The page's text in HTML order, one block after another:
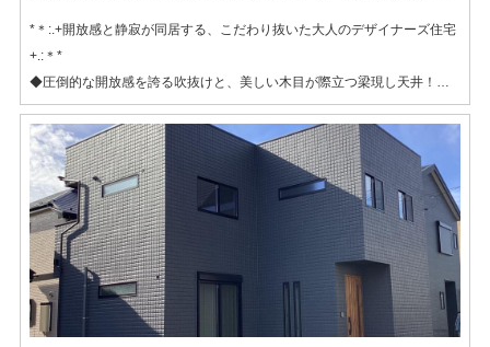
*＊:.+開放感と静寂が同居する、こだわり抜いた大人のデザイナーズ住宅
+.:＊*
◆圧倒的な開放感を誇る吹抜けと、美しい木目が際立つ梁現し天井！
◆生活感が出やすいキッチンと、リビングを離すことで、洗練された空間
を演出！
◆吹抜け続きの書斎と寝室は、階下の気配を感じながら集中して過ごせる
絶妙な距離感！